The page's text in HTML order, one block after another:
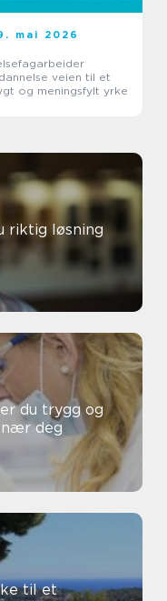
mai 2026
veien til et
og meningsfylt yrke
nær deg